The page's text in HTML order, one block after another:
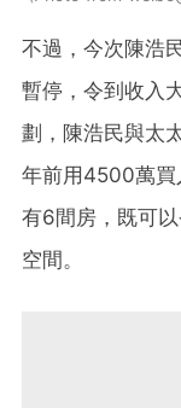
不過，今次陳浩
暫停，令到收入
劃，陳浩民與太
年前用4500萬買
有6間房，既可
空間。